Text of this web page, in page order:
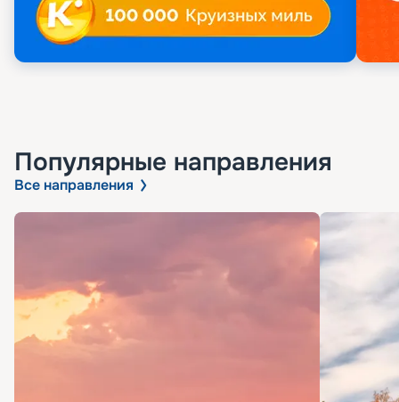
Популярные направления
Все направления